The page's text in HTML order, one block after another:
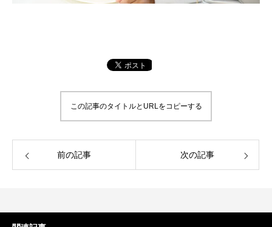
この記事のタイトルとURLをコピーする
前の記事 次の記事